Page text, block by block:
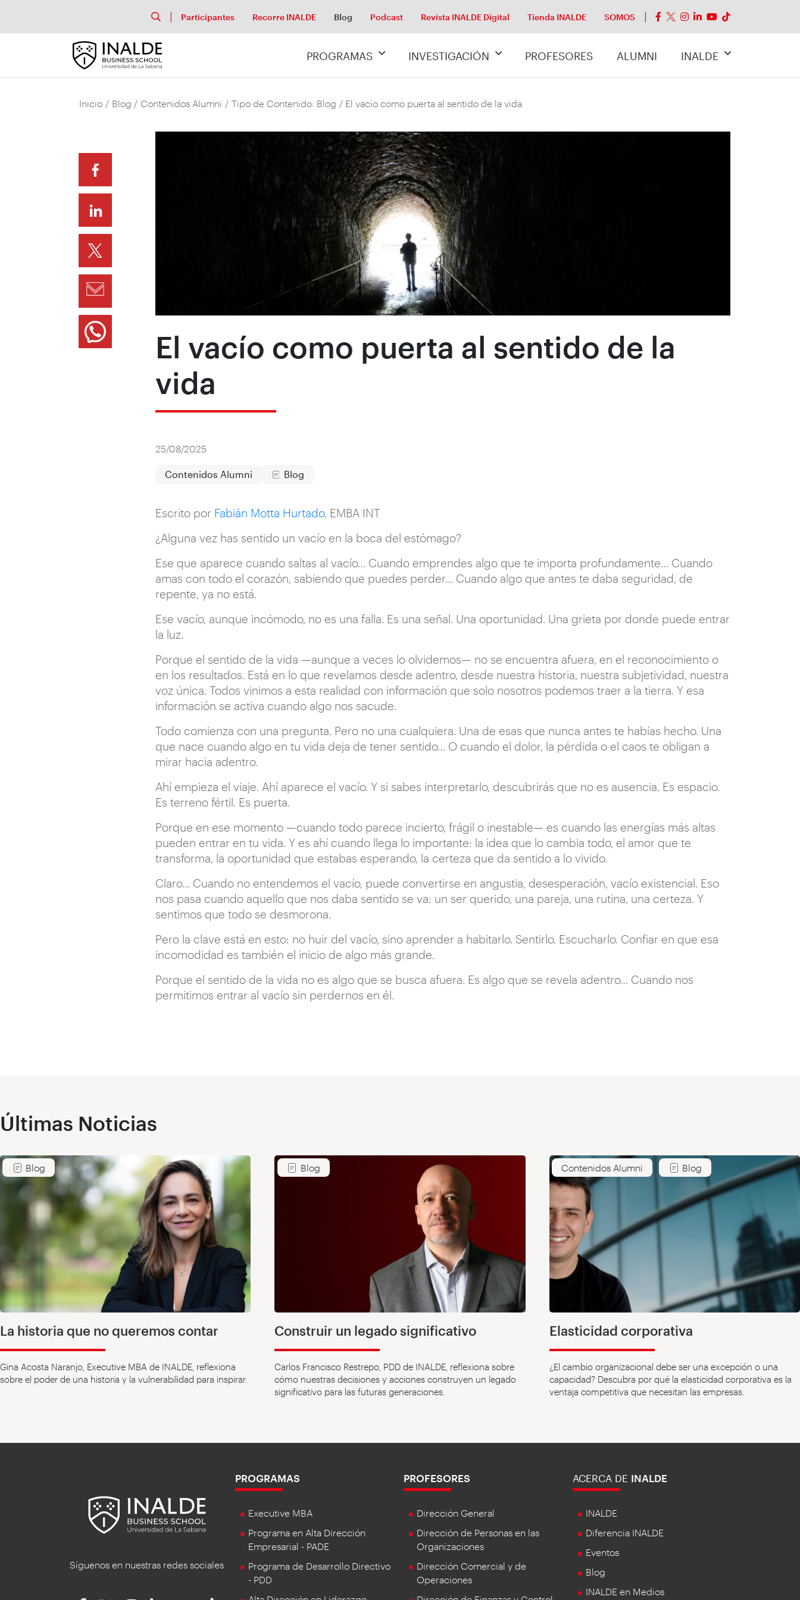
Participantes Recorre INALDE Blog Podcast Revista INALDE Digital Tienda INALDE SOMOS
PROGRAMAS INVESTIGACIÓN PROFESORES ALUMNI INALDE
Inicio / Blog / Contenidos Alumni / Tipo de Contenido: Blog / El vacío como puerta al sentido de la vida
El vacío como puerta al sentido de la
vida
25/08/2025
Contenidos Alumni Blog
Escrito por Fabián Motta Hurtado, EMBA INT
¿Alguna vez has sentido un vacío en la boca del estómago?
Ese que aparece cuando saltas al vacío… Cuando emprendes algo que te importa profundamente… Cuando
amas con todo el corazón, sabiendo que puedes perder… Cuando algo que antes te daba seguridad, de
repente, ya no está.
Ese vacío, aunque incómodo, no es una falla. Es una señal. Una oportunidad. Una grieta por donde puede entrar
la luz.
Porque el sentido de la vida —aunque a veces lo olvidemos— no se encuentra afuera, en el reconocimiento o
en los resultados. Está en lo que revelamos desde adentro, desde nuestra historia, nuestra subjetividad, nuestra
voz única. Todos vinimos a esta realidad con información que solo nosotros podemos traer a la tierra. Y esa
información se activa cuando algo nos sacude.
Todo comienza con una pregunta. Pero no una cualquiera. Una de esas que nunca antes te habías hecho. Una
que nace cuando algo en tu vida deja de tener sentido… O cuando el dolor, la pérdida o el caos te obligan a
mirar hacia adentro.
Ahí empieza el viaje. Ahí aparece el vacío. Y si sabes interpretarlo, descubrirás que no es ausencia. Es espacio.
Es terreno fértil. Es puerta.
Porque en ese momento —cuando todo parece incierto, frágil o inestable— es cuando las energías más altas
pueden entrar en tu vida. Y es ahí cuando llega lo importante: la idea que lo cambia todo, el amor que te
transforma, la oportunidad que estabas esperando, la certeza que da sentido a lo vivido.
Claro… Cuando no entendemos el vacío, puede convertirse en angustia, desesperación, vacío existencial. Eso
nos pasa cuando aquello que nos daba sentido se va: un ser querido, una pareja, una rutina, una certeza. Y
sentimos que todo se desmorona.
Pero la clave está en esto: no huir del vacío, sino aprender a habitarlo. Sentirlo. Escucharlo. Confiar en que esa
incomodidad es también el inicio de algo más grande.
Porque el sentido de la vida no es algo que se busca afuera. Es algo que se revela adentro… Cuando nos
permitimos entrar al vacío sin perdernos en él.
Últimas Noticias
Blog
La historia que no queremos contar
Gina Acosta Naranjo, Executive MBA de INALDE, reflexiona
sobre el poder de una historia y la vulnerabilidad para inspirar.
Blog
Construir un legado significativo
Carlos Francisco Restrepo, PDD de INALDE, reflexiona sobre
cómo nuestras decisiones y acciones construyen un legado
significativo para las futuras generaciones.
Contenidos Alumni Blog
Elasticidad corporativa
¿El cambio organizacional debe ser una excepción o una
capacidad? Descubra por qué la elasticidad corporativa es la
ventaja competitiva que necesitan las empresas.
Síguenos en nuestras redes sociales
PROGRAMAS
Executive MBA
Programa en Alta Dirección
Empresarial - PADE
Programa de Desarrollo Directivo
- PDD
PROFESORES
Dirección General
Dirección de Personas en las
Organizaciones
Dirección Comercial y de
Operaciones
ACERCA DE INALDE
INALDE
Diferencia INALDE
Eventos
Blog
INALDE en Medios